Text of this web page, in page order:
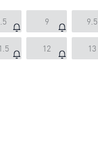
9 9.5
12 13